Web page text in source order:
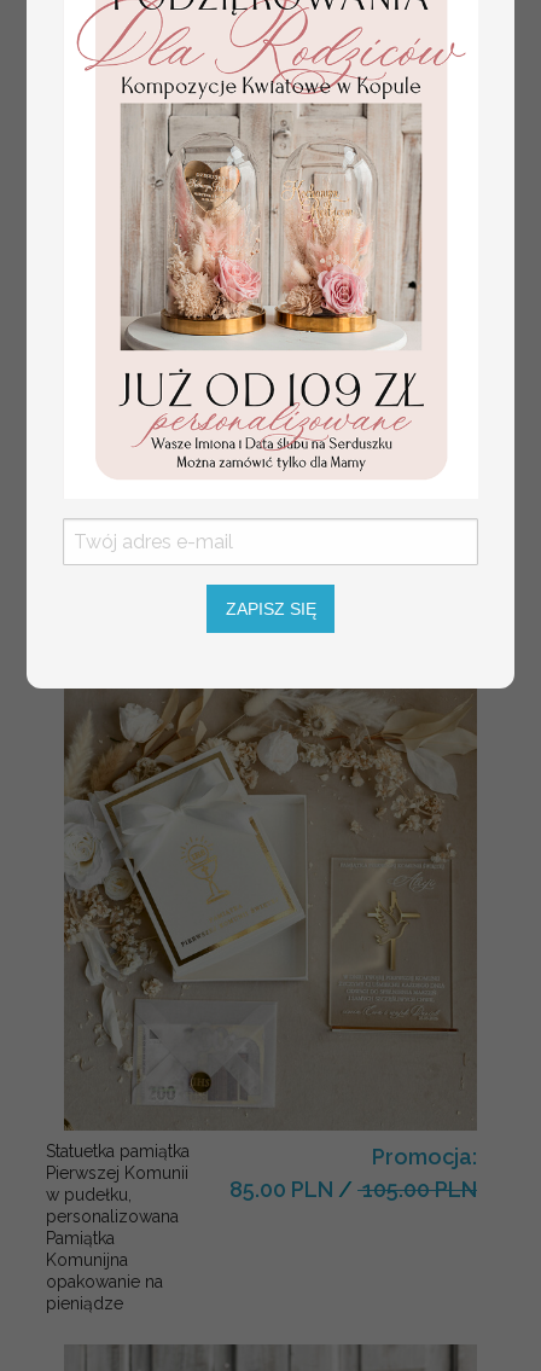
złote winietki na komunię, winietka
dekoracja stołu na komunii, komunijne
winietki z naturalnym kłosem
4.50 PLN
Prezent dla dziecka na narodziny
welurowy album na zdjęcia,
Statuetka pamiątka
Pierwszej Komunii
w pudełku,
personalizowana
Pamiątka
Komunijna
opakowanie na
pieniądze
Promocja:
85.00 PLN / 105.00 PLN
ZAPISZ SIĘ